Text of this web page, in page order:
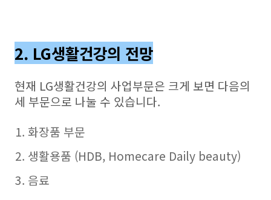
2. LG생활건강의 전망
현재 LG생활건강의 사업부문은 크게 보면 다음의
세 부문으로 나눌 수 있습니다.
화장품 부문
생활용품 (HDB, Homecare Daily beauty)
음료